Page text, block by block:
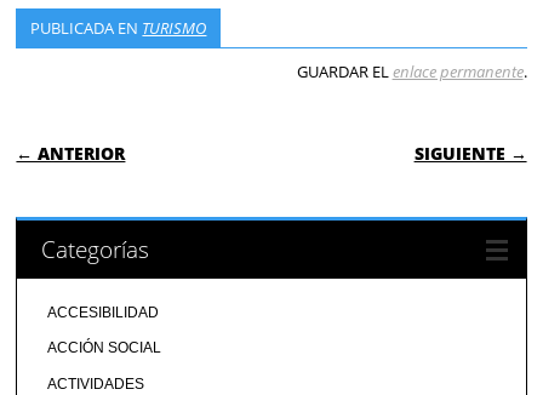
PUBLICADA EN TURISMO
GUARDAR ELenlace permanente.
NAVEGACIÓN DE ENTRADAS
← ANTERIOR SIGUIENTE →
Categorías
ACCESIBILIDAD
ACCIÓN SOCIAL
ACTIVIDADES